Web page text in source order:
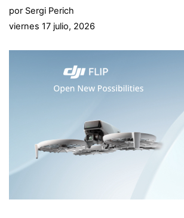
por Sergi Perich
viernes 17 julio, 2026